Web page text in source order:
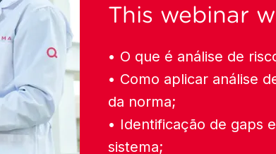
This webinar
• O que é análise de
• Como aplicar análise
da norma;
• Identificação de gaps
sistema;